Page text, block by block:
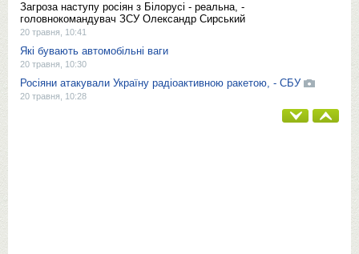
Загроза наступу росіян з Білорусі - реальна, -
головнокомандувач ЗСУ Олександр Сирський
20 травня, 10:41
Які бувають автомобільні ваги
20 травня, 10:30
Росіяни атакували Україну радіоактивною ракетою, - СБУ
20 травня, 10:28